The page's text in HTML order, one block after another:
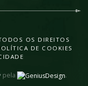
OS DIREITOS
DE COOKIES
pela .